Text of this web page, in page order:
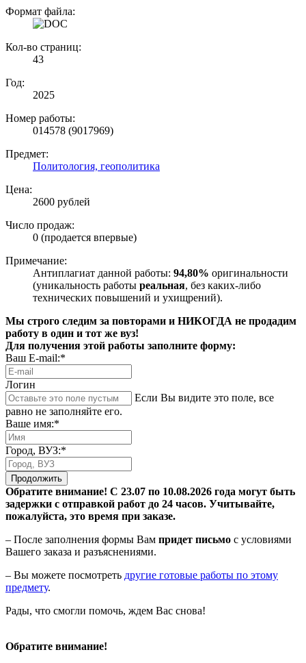
Формат файла:
Кол-во страниц:
43
Год:
2025
Номер работы:
014578 (9017969)
Предмет:
Политология, геополитика
Цена:
2600 рублей
Число продаж:
0 (продается впервые)
Примечание:
Антиплагиат данной работы: 94,80% оригинальности
(уникальность работы реальная, без каких-либо
технических повышений и ухищрений).
Мы строго следим за повторами и НИКОГДА не продадим
работу в один и тот же вуз!
Для получения этой работы заполните форму:
Ваш E-mail:*
Логин
Если Вы видите это поле, все
равно не заполняйте его.
Ваше имя:*
Город, ВУЗ:*
Продолжить
Обратите внимание! С 23.07 по 10.08.2026 года могут быть
задержки с отправкой работ до 24 часов. Учитывайте,
пожалуйста, это время при заказе.
– После заполнения формы Вам придет письмо с условиями
Вашего заказа и разъяснениями.
– Вы можете посмотреть другие готовые работы по этому
предмету.
Рады, что смогли помочь, ждем Вас снова!
Обратите внимание!